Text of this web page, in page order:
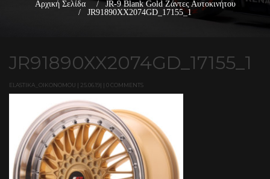
Αρχική Σελίδα
JR-9 Blank Gold Ζάντες Αυτοκινήτου
JR91890XX2074GD_17155_1
JR91890XX2074GD_17155_1
ELASTIKA_OIKONOMOU | 25.06.19| | 0 COMMENTS